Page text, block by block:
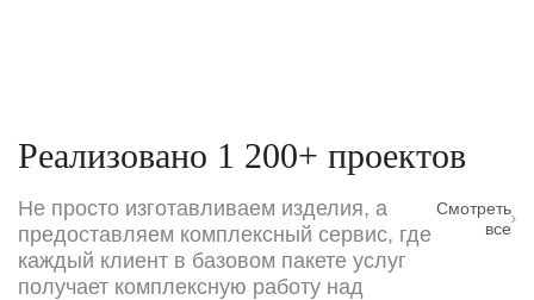
Реализовано 1 200+ проектов
Не просто изготавливаем изделия, а
предоставляем комплексный сервис, где
каждый клиент в базовом пакете услуг
получает комплексную работу над
Смотреть
все